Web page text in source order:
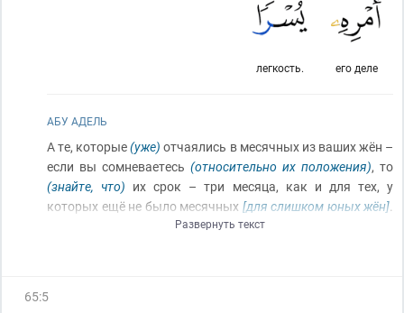
его деле
легкость.
АБУ АДЕЛЬ
А те, которые(уже) отчаялись в месячных из ваших жён –
если вы сомневаетесь (относительно их положения), то
(знайте, что) их срок – три месяца, как и для тех, у
которых ещё не было месячных [для слишком юных жён].
ноша[у беременных]
жизни)
Развернуть текст
65:5